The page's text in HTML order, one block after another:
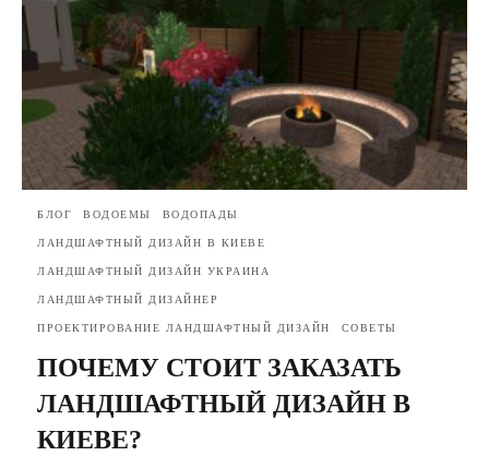
БЛОГ ВОДОЕМЫ ВОДОПАДЫ
ЛАНДШАФТНЫЙ ДИЗАЙН В КИЕВЕ
ЛАНДШАФТНЫЙ ДИЗАЙН УКРАИНА
ЛАНДШАФТНЫЙ ДИЗАЙНЕР
ПРОЕКТИРОВАНИЕ ЛАНДШАФТНЫЙ ДИЗАЙН СОВЕТЫ
ПОЧЕМУ СТОИТ ЗАКАЗАТЬ
ЛАНДШАФТНЫЙ ДИЗАЙН В
КИЕВЕ?